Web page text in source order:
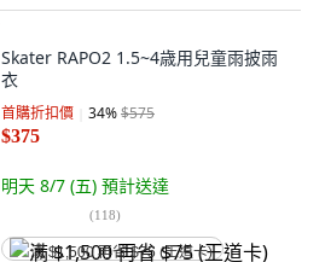
Skater RAPO2 1.5~4歳用兒童雨披雨
衣
首購折扣價 34%$575
$375
明天 8/7 (五) 預計送達
(118)
满 $1,500 再省 $75 (王道卡)